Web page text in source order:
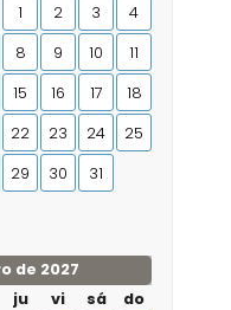
1
2 3
4
8 9 10
11
15 16 17
18
22 23 24
25
29 30 31
de 2027
ju vi sá
do